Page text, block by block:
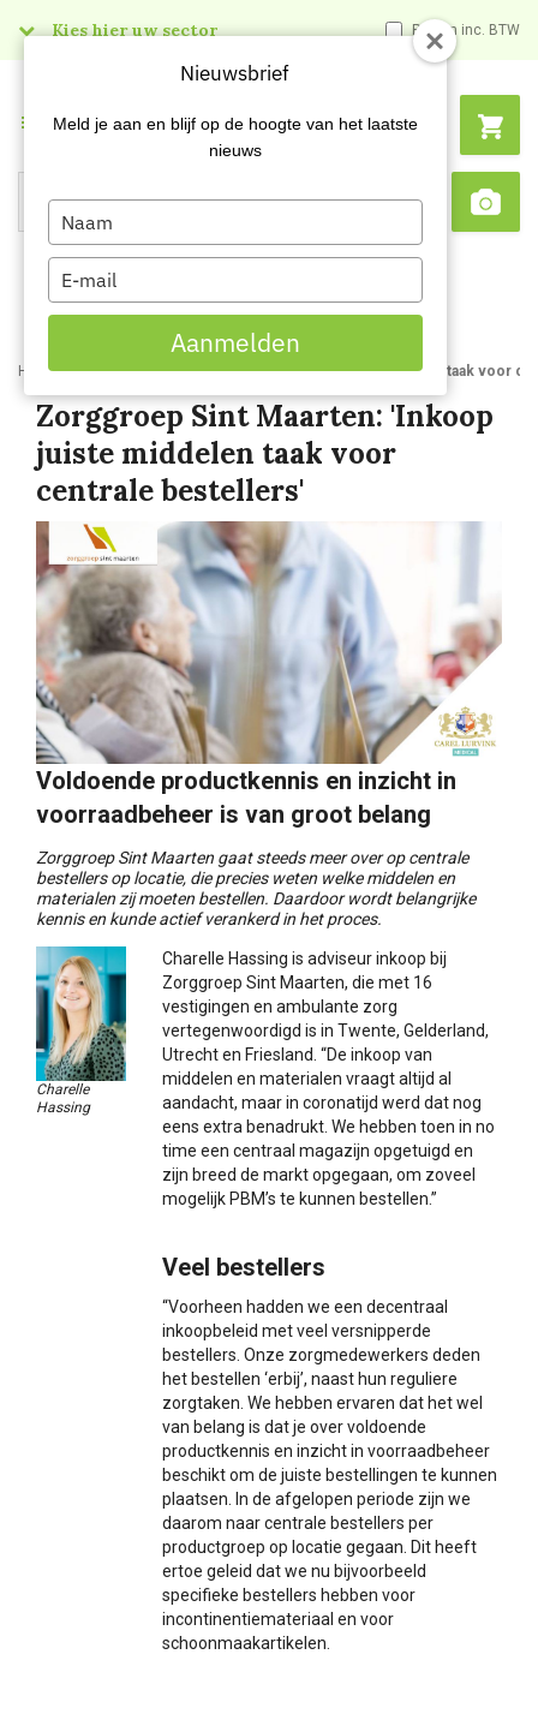
Kies hier uw sector Prijzen inc. BTW
Search
Menu
Home Blog Zorggroep Sint Maarten Inkoop juiste middelen taak voor
Zorggroep Sint Maarten: 'Inkoop
juiste middelen taak voor
centrale bestellers'
Voldoende productkennis en inzicht in
voorraadbeheer is van groot belang
Zorggroep Sint Maarten gaat steeds meer over op centrale
bestellers op locatie, die precies weten welke middelen en
materialen zij moeten bestellen. Daardoor wordt belangrijke
kennis en kunde actief verankerd in het proces.
Charelle
Hassing
Charelle Hassing is adviseur inkoop bij
Zorggroep Sint Maarten, die met 16
vestigingen en ambulante zorg
vertegenwoordigd is in Twente, Gelderland,
Utrecht en Friesland. “De inkoop van
middelen en materialen vraagt altijd al
aandacht, maar in coronatijd werd dat nog
eens extra benadrukt. We hebben toen in no
time een centraal magazijn opgetuigd en
zijn breed de markt opgegaan, om zoveel
mogelijk PBM’s te kunnen bestellen.”
Veel bestellers
“Voorheen hadden we een decentraal
inkoopbeleid met veel versnipperde
bestellers. Onze zorgmedewerkers deden
het bestellen ‘erbij’, naast hun reguliere
zorgtaken. We hebben ervaren dat het wel
van belang is dat je over voldoende
productkennis en inzicht in voorraadbeheer
beschikt om de juiste bestellingen te kunnen
plaatsen. In de afgelopen periode zijn we
daarom naar centrale bestellers per
productgroep op locatie gegaan. Dit heeft
ertoe geleid dat we nu bijvoorbeeld
specifieke bestellers hebben voor
incontinentiemateriaal en voor
schoonmaakartikelen.
Nieuwsbrief
Meld je aan en blijf op de hoogte van het laatste
nieuws
Type
your
name
Type
your
email
Aanmelden